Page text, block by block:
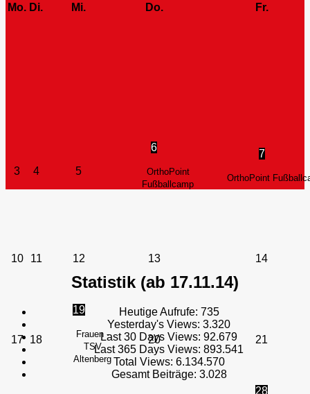
Mo. Di. Mi. Do. Fr.
3 4 5
6
OrthoPoint
Fußballcamp
7
OrthoPoint
10 11 12 13 14
17 18
19
Frauen -
TSV
Altenberg
20 21
28
Statistik (ab 17.11.14)
Heutige Aufrufe: 735
Yesterday's Views: 3.320
Last 30 Days Views: 92.679
Last 365 Days Views: 893.541
Total Views: 6.134.570
Gesamt Beiträge: 3.028